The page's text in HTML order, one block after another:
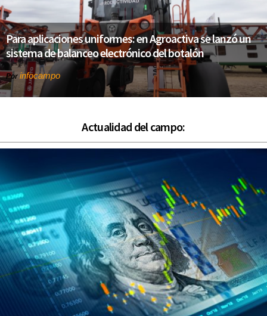
Para aplicaciones uniformes: en Agroactiva se lanzó un
sistema de balanceo electrónico del botalón
Por infocampo
Actualidad del campo: